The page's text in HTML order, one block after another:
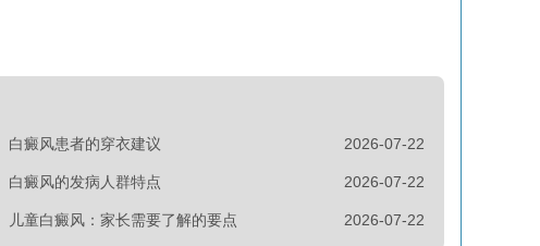
2026-07-22
白癜风患者的穿衣建议
2026-07-22
白癜风的发病人群特点
2026-07-22
儿童白癜风：家长需要了解的要点